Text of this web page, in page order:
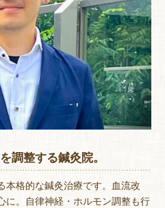
調整する鍼灸院。
本格的な鍼灸治療です。血流改
に。自律神経・ホルモン調整も行